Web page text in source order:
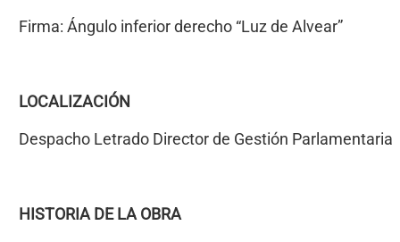
Firma: Ángulo inferior derecho “Luz de Alvear”
LOCALIZACIÓN
Despacho Letrado Director de Gestión Parlamentaria
HISTORIA DE LA OBRA